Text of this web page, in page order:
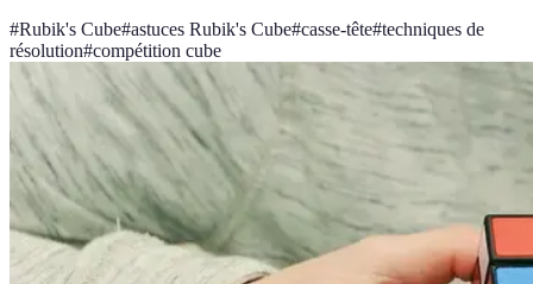
#Rubik's Cube#astuces Rubik's Cube#casse-tête#techniques de
résolution#compétition cube